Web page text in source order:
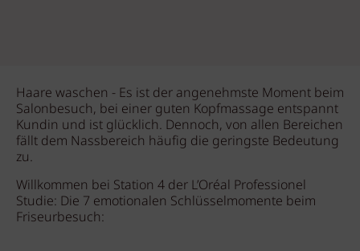
Haare waschen - Es ist der angenehmste Moment beim
Salonbesuch, bei einer guten Kopfmassage entspannt
Kundin und ist glücklich. Dennoch, von allen Bereichen
fällt dem Nassbereich häufig die geringste Bedeutung
zu.
Willkommen bei Station 4 der L’Oréal Professionel
Studie: Die 7 emotionalen Schlüsselmomente beim
Friseurbesuch: